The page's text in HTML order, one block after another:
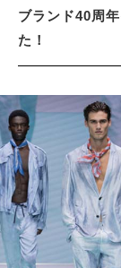
ブランド40周
た！